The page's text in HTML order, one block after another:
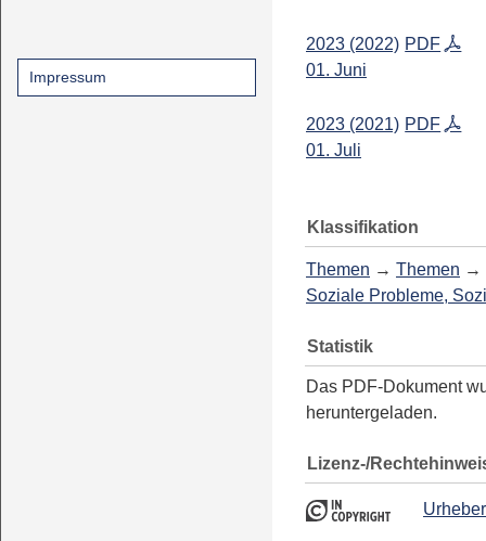
Impressum
PDF
2023 (2022)
01. Juni
PDF
2023 (2021)
01. Juli
Klassifikation
Themen → Themen →
Soziale Probleme,
Statistik
Das PDF-Dokument
heruntergeladen.
Lizenz-/